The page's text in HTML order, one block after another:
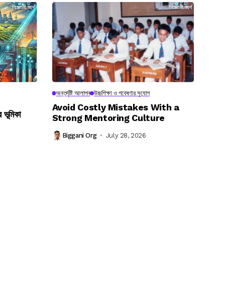
ভূমিকা
অন্তর্দৃষ্টি আলাপন উচ্চশিক্ষা ও গবেষণার সুযোগ
Avoid Costly Mistakes With a
Strong Mentoring Culture
Biggani Org July 28, 2026